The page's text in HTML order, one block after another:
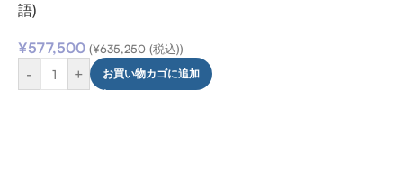
語)
¥577,500 (¥635,250 (税込))
- + お買い物カゴに追加